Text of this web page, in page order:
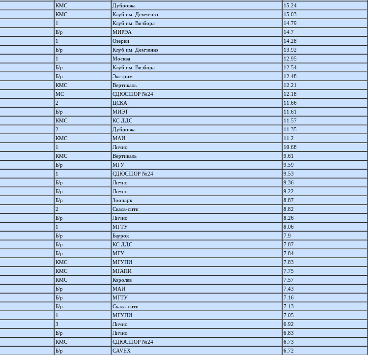
КМС Дубровка
15.24
КМС Клуб им. Демченко
15.03
1 Клуб им. Визбора
14.79
Б/р МИРЭА
14.7
1 Озерки
14.28
Б/р Клуб им. Демченко
13.92
1 Москва
12.95
Б/р Клуб им. Визбора
12.54
Б/р Экстрим
12.48
КМС Вертикаль
12.21
МС СДЮСШОР №24
12.18
2 ЦСКА
11.66
Б/р МИЭТ
11.61
КМС КС ДДС
11.57
2 Дубровка
11.35
КМС МАИ
11.2
1 Лично
10.68
КМС Вертикаль
9.61
Б/р МГУ
9.59
1 СДЮСШОР №24
9.53
Б/р Лично
9.36
Б/р Лично
9.22
Б/р Зоопарк
8.87
2 Скала-сити
8.82
Б/р Лично
8.26
1 МГТУ
8.06
Б/р Баурок
7.9
Б/р КС ДДС
7.87
Б/р МГУ
7.84
КМС МГУПИ
7.83
КМС МГАПИ
7.75
КМС Королев
7.57
Б/р МАИ
7.43
Б/р МГТУ
7.16
Б/р Скала-сити
7.13
1 МГУПИ
7.05
3 Лично
6.92
Б/р Лично
6.83
КМС СДЮСШОР №24
6.73
Б/р CAVEX
6.72